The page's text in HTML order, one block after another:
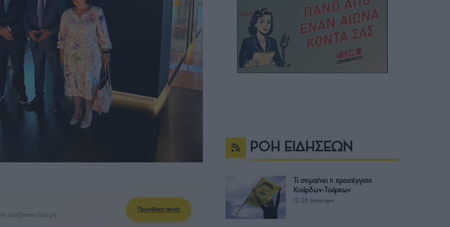
Αναζήτηση Google
Προσθήκη πηγής
ΡΟΗ ΕΙΔΗΣΕΩΝ
Τι σημαίνει η προσέγγιση
Κούρδων-Τούρκων
23 λεπτά πριν